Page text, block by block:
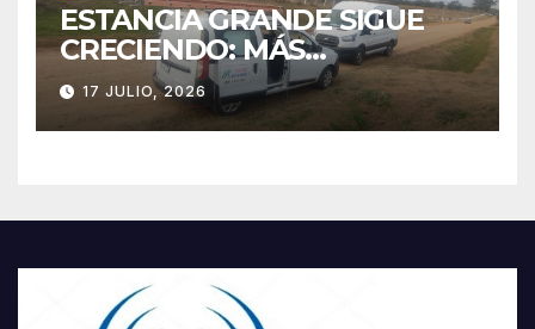
ESTANCIA GRANDE SIGUE
CRECIENDO: MÁS
CONECTIVIDAD Y UNA
TRANSFORMACIÓN
HISTÓRICA PARA LA
17 JULIO, 2026